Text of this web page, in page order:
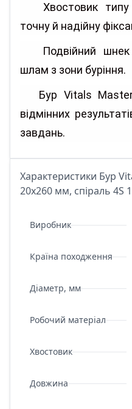
Хвостовик типу
точну й надійну
Подвійний шнек
шлам з зони буріння.
Бур Vitals Master
відмінних
завдань.
Характеристики Бур
20х260 мм, спіраль 4S
Виробник
Країна походження
Діаметр, мм
Робочий матеріал
Хвостовик
Довжина